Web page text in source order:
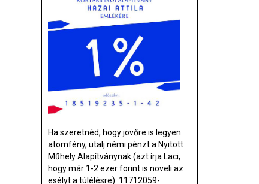
Ha szeretnéd, hogy jövőre is legyen
atomfény, utalj némi pénzt a Nyitott
Műhely Alapítványnak (azt írja Laci,
hogy már 1-2 ezer forint is növeli az
esélyt a túlélésre). 11712059-